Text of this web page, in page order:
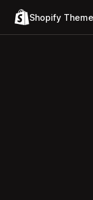
Shopify